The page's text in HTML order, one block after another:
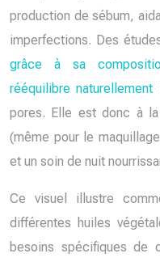
production de sébum,
imperfections. Des
grâce à sa
rééquilibre naturellement
pores. Elle est donc à
(même pour le
et un soin de nuit
Ce visuel illustre
différentes huiles
besoins spécifiques de